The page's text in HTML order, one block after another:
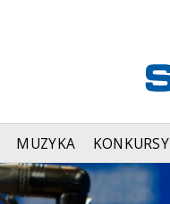
MUZYKA KONKURSY